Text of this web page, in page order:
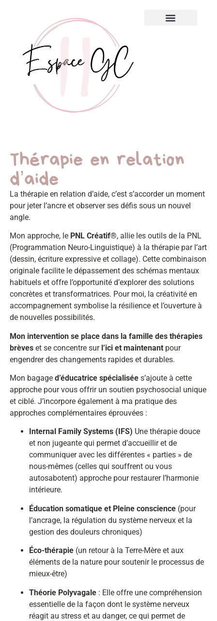
Thérapie en relation
d’aide
La thérapie en relation d’aide, c’est s’accorder un moment
pour jeter l’ancre et observer ses défis sous un nouvel
angle.
Mon approche, le PNL Créatif®, allie les outils de la PNL
(Programmation Neuro-Linguistique) à la thérapie par l’art
(dessin, écriture expressive et collage). Cette combinaison
originale facilite le dépassement des schémas mentaux
habituels et offre l’opportunité d’explorer des solutions
concrètes et transformatrices. Pour moi, la créativité en
accompagnement symbolise la résilience et l’ouverture à
de nouvelles possibilités.
Mon intervention se place dans la famille des thérapies
brèves et se concentre sur l’ici et maintenant pour
engendrer des changements rapides et durables.
Mon bagage d’éducatrice spécialisée s’ajoute à cette
approche pour vous offrir un soutien psychosocial unique
et ciblé. J’incorpore également à ma pratique des
approches complémentaires éprouvées :
Internal Family Systems (IFS) Une thérapie douce
et non jugeante qui permet d’accueillir et de
communiquer avec les différentes « parties » de
nous-mêmes (celles qui souffrent ou vous
autosabotent) approche pour restaurer l’harmonie
intérieure.
Éducation somatique et Pleine conscience (pour
l’ancrage, la régulation du système nerveux et la
gestion des douleurs chroniques)
Éco-thérapie (un retour à la Terre-Mère et aux
éléments de la nature pour soutenir le processus de
mieux-être)
Théorie Polyvagale : Elle offre une compréhension
essentielle de la façon dont le système nerveux
réagit au stress et au danger, ce qui permet de